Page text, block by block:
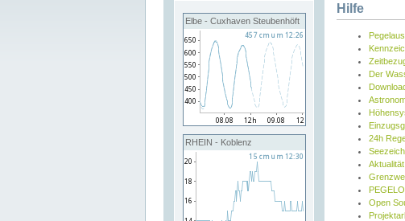
Elbe - Cuxhaven Steubenhöft
RHEIN - Koblenz
Hilfe
Der
24h
Open